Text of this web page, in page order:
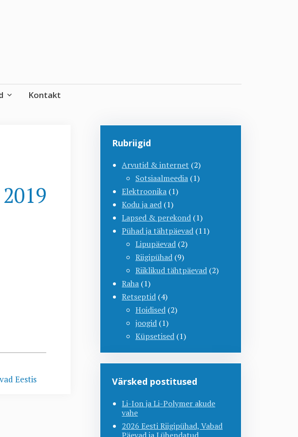
Kontakt
Eestis
Rubriigid
Arvutid & internet (2)
Sotsiaalmeedia (1)
Elektroonika (1)
Kodu ja aed (1)
Lapsed & perekond (1)
Pühad ja tähtpäevad (11)
Lipupäevad (2)
Riigipühad (9)
Riiklikud tähtpäevad (2)
Raha (1)
Retseptid (4)
Hoidised (2)
joogid (1)
Küpsetised (1)
Värsked postitused
Li-Ion ja Li-Polymer akude
vahe
2026 Eesti Riigipühad, Vabad
Päevad ja Lühendatud